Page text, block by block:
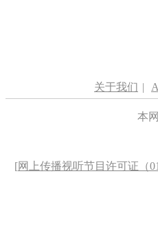
关于我们 |
本
[网上传播视听节目许可证（